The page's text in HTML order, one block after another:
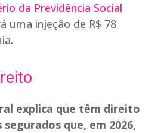
da Previdência Social
uma injeção de R$ 78
explica que têm direito
segurados que, em 2026,